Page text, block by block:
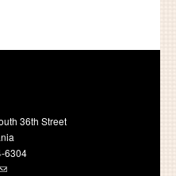
36th Street
6304